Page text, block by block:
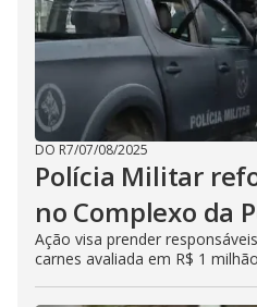
DO R7/07/08/2025
Polícia Militar
no Complexo da
Ação visa prender
carnes avaliada em R$ 1 milhão